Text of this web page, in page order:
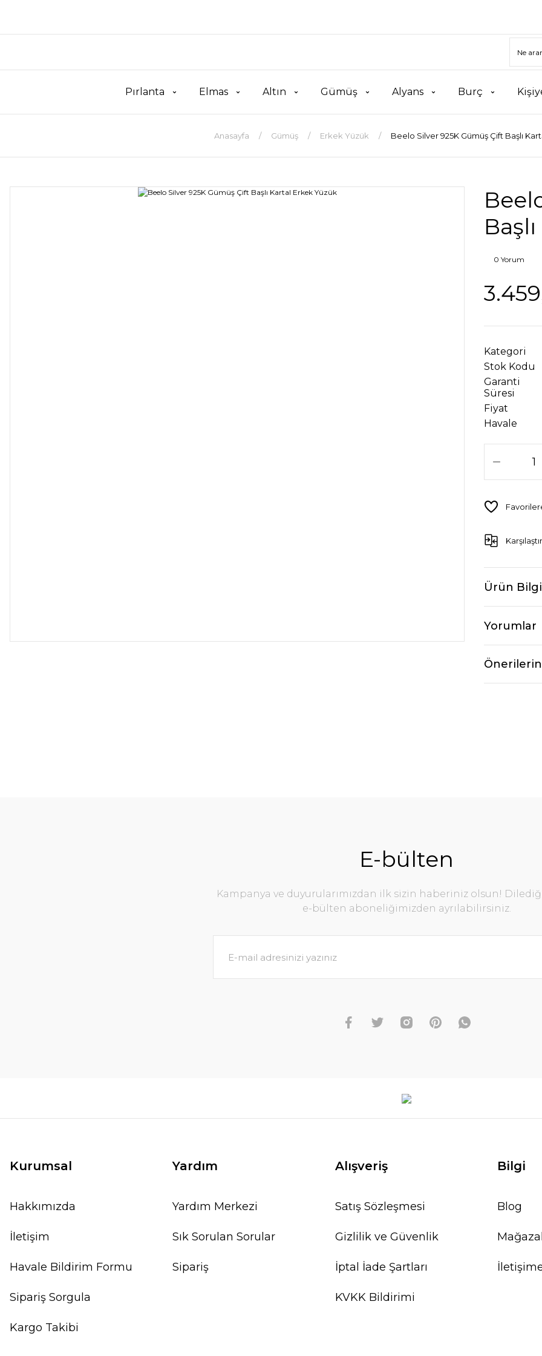
Pırlanta Elmas Altın Gümüş Alyans Burç
Anasayfa Gümüş Erkek Yüzük Beelo Silver 925K Gümüş Çift Başlı
0 Yorum
Kategori
Stok Kodu
Garanti
Süresi
Fiyat
Havale
Karşılaştır
Ürün
Yorumlar
E-bülten
Kampanya ve duyurularımızdan ilk sizin haberiniz olsun!
e-bülten aboneliğimizden ayrılabilirsiniz.
Kurumsal
Hakkımızda
İletişim
Havale Bildirim Formu
Sipariş Sorgula
Kargo Takibi
Yardım
Yardım Merkezi
Sık Sorulan Sorular
Sipariş
Alışveriş
Satış Sözleşmesi
Gizlilik ve Güvenlik
İptal İade Şartları
KVKK Bildirimi
Bilgi
Blog